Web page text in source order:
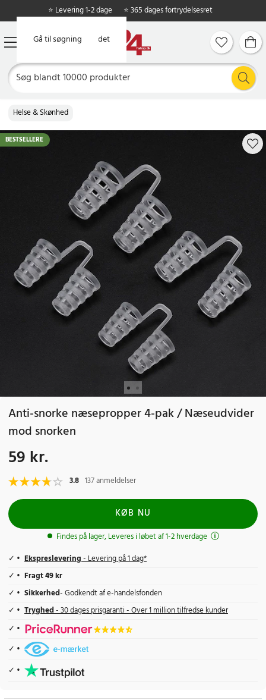
Gå til hovedindholdet
Gå til søgning
⭐ Levering 1-2 dage ⭐ 365 dages fortrydelsesret
Helse & Skønhed
BESTSELLERE
Anti-snorke næsepropper 4-pak / Næseudvider
mod snorken
Pris: 59 kr.
59 kr.
3.8 137 anmeldelser
KØB NU
Findes på lager, Leveres i løbet af 1-2 hverdage
Ekspreslevering- Levering på 1 dag*
Fragt 49 kr
Sikkerhed- Godkendt af e-handelsfonden
Tryghed- 30 dages prisgaranti - Over 1 million tilfredse kunder